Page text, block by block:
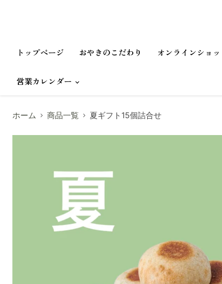
トップページ おやきのこだわり オンラインショ
営業カレンダー
ホーム 商品一覧 夏ギフト15個詰合せ